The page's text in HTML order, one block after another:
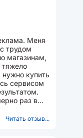
Меня
трудом
магазинам,
тяжело
купить
сервисом
раз в
Читать отзыв...